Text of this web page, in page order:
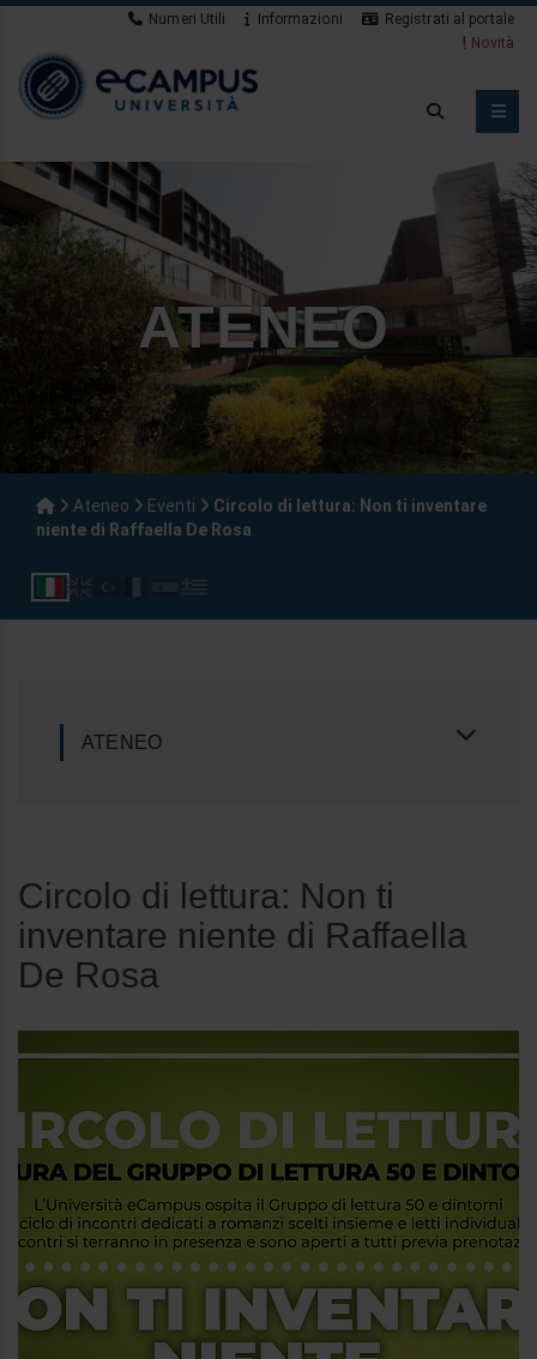
Numeri Utili Informazioni
Registrati al portale
Novità
ATENEO
Ateneo Eventi
Circolo di lettura: Non ti inventare
niente di Raffaella De Rosa
ATENEO
Circolo di lettura: Non ti
inventare niente di Raffaella
De Rosa